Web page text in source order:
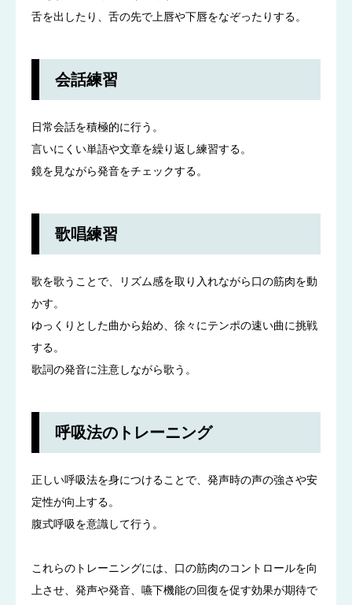
舌を出したり、舌の先で上唇や下唇をなぞったりする。
会話練習
日常会話を積極的に行う。
言いにくい単語や文章を繰り返し練習する。
鏡を見ながら発音をチェックする。
歌唱練習
歌を歌うことで、リズム感を取り入れながら口の筋肉を動
かす。
ゆっくりとした曲から始め、徐々にテンポの速い曲に挑戦
する。
歌詞の発音に注意しながら歌う。
呼吸法のトレーニング
正しい呼吸法を身につけることで、発声時の声の強さや安
定性が向上する。
腹式呼吸を意識して行う。
これらのトレーニングには、口の筋肉のコントロールを向
上させ、発声や発音、嚥下機能の回復を促す効果が期待で